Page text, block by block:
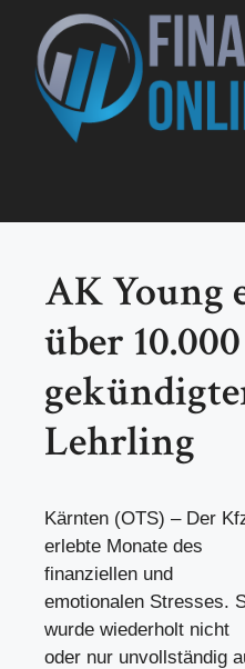
Inhalt
springen
AK Young
über
Lehrling
Kärnten (OTS) – Der
erlebte Monate des
finanziellen und
emotionalen Stresses.
wurde wiederholt nicht
oder nur unvollständig